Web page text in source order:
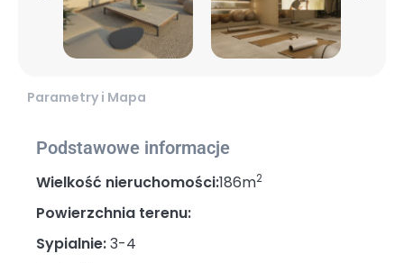
Parametry i Mapa
Podstawowe informacje
Wielkość nieruchomości:186m2
Powierzchnia terenu:
Sypialnie:3-4